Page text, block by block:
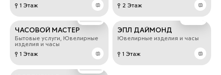
1 Этаж
2 Этаж
ЧАСОВОЙ МАСТЕР
Бытовые услуги, Ювелирные
изделия и часы
1 Этаж
ЭПЛ ДАЙМОНД
Ювелирные изделия и часы
1 Этаж